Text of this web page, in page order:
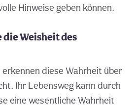
Hinweise geben können.
die Weisheit des
erkennen diese Wahrheit über
Ihr Lebensweg kann durch
eine wesentliche Wahrheit